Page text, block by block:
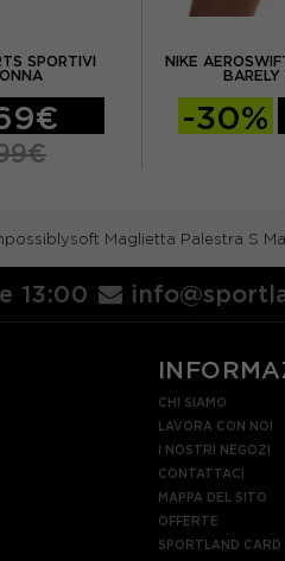
SPORTIVI
NIKE
BARELY
-30%
Maglietta Palestra S
13:00
CHI SIAMO
LAVORA CON NOI
I NOSTRI NEGOZI
CONTATTACI
MAPPA DEL SITO
OFFERTE
SPORTLAND CARD